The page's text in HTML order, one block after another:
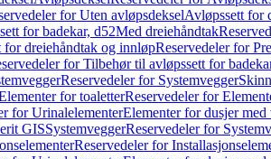
for Uten avløpsdekselAvløpssett for
for badekar, d52Med dreiehåndtak
for dreiehåndtak og innløpReservedeler for
for Tilbehør til avløpssett for
Reservedeler for Systemvegger
for toaletterReservedeler for
for UrinalelementerElementer for dusjer
GISSystemveggerReservedeler for
Reservedeler for